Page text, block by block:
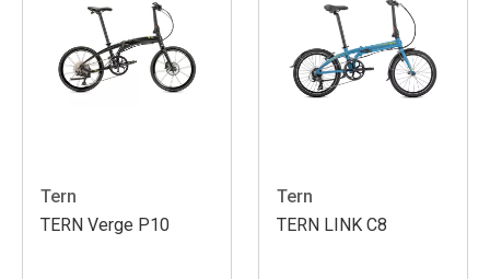
Tern
TERN Verge P10
Tern
TERN LINK C8